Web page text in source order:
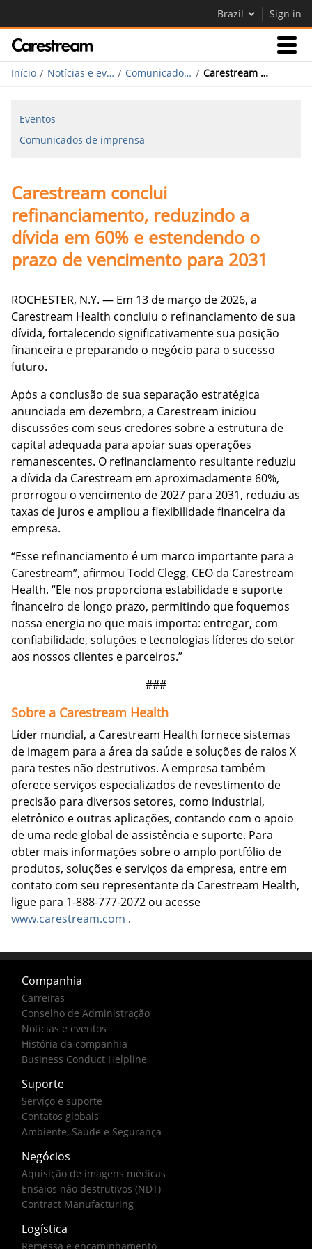
Brazil Sign in
Negócios
Companhia
Carreiras
Contate-nos
Início Notícias e eventos Comunicados de imprensa Carestream conclui refinanciamento, reduzindo a dívida em 60% e estendendo o prazo de vencimento para 2031
Eventos
Comunicados de imprensa
Carestream conclui
refinanciamento, reduzindo a
dívida em 60% e estendendo o
prazo de vencimento para 2031
ROCHESTER, N.Y. — Em 13 de março de 2026, a
Carestream Health concluiu o refinanciamento de sua
dívida, fortalecendo significativamente sua posição
financeira e preparando o negócio para o sucesso
futuro.
Após a conclusão de sua separação estratégica
anunciada em dezembro, a Carestream iniciou
discussões com seus credores sobre a estrutura de
capital adequada para apoiar suas operações
remanescentes. O refinanciamento resultante reduziu
a dívida da Carestream em aproximadamente 60%,
prorrogou o vencimento de 2027 para 2031, reduziu as
taxas de juros e ampliou a flexibilidade financeira da
empresa.
“Esse refinanciamento é um marco importante para a
Carestream”, afirmou Todd Clegg, CEO da Carestream
Health. “Ele nos proporciona estabilidade e suporte
financeiro de longo prazo, permitindo que foquemos
nossa energia no que mais importa: entregar, com
confiabilidade, soluções e tecnologias líderes do setor
aos nossos clientes e parceiros.”
###
Sobre a Carestream Health
Líder mundial, a Carestream Health fornece sistemas
de imagem para a área da saúde e soluções de raios X
para testes não destrutivos. A empresa também
oferece serviços especializados de revestimento de
precisão para diversos setores, como industrial,
eletrônico e outras aplicações, contando com o apoio
de uma rede global de assistência e suporte. Para
obter mais informações sobre o amplo portfólio de
produtos, soluções e serviços da empresa, entre em
contato com seu representante da Carestream Health,
ligue para 1-888-777-2072 ou acesse
www.carestream.com .
Companhia
Carreiras
Conselho de Administração
Notícias e eventos
História da companhia
Business Conduct Helpline
Suporte
Serviço e suporte
Contatos globais
Ambiente, Saúde e Segurança
Negócios
Aquisição de imagens médicas
Ensaios não destrutivos (NDT)
Contract Manufacturing
Logística
Remessa e encaminhamento